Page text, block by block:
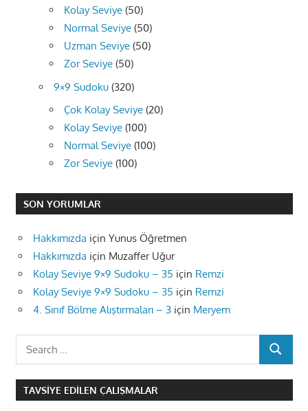
Kolay Seviye (50)
Normal Seviye (50)
Uzman Seviye (50)
Zor Seviye (50)
9×9 Sudoku (320)
Çok Kolay Seviye (20)
Kolay Seviye (100)
Normal Seviye (100)
Zor Seviye (100)
SON YORUMLAR
Hakkımızda için Yunus Öğretmen
Hakkımızda için Muzaffer Uğur
Kolay Seviye 9×9 Sudoku – 35 için Remzi
Kolay Seviye 9×9 Sudoku – 35 için Remzi
4. Sınıf Bölme Alıştırmaları – 3 için Meryem
SEARCH
TAVSIYE EDILEN ÇALIŞMALAR